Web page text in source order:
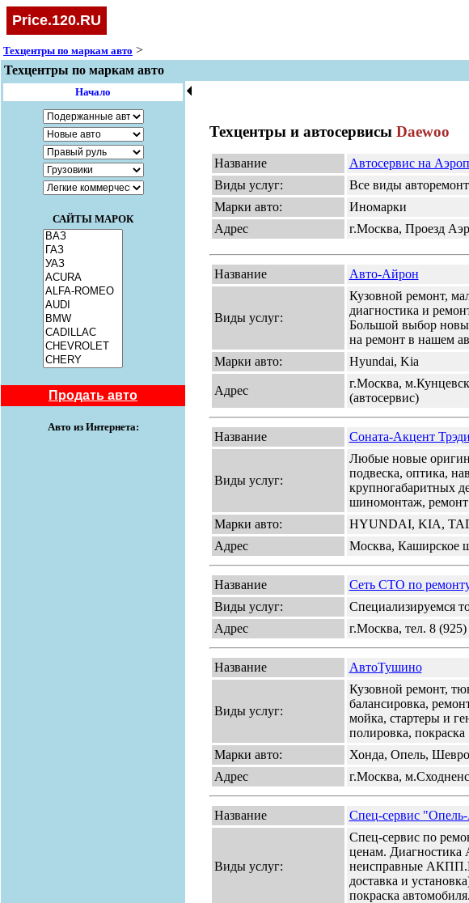
Price.120.RU
Техцентры по маркам авто >
Техцентры по маркам авто
Начало
САЙТЫ МАРОК
Продать авто
Авто из Интернета:
🞀
Техцентры и автосервисы Daewoo
Название
Автосервис на
Виды услуг:
Все виды
Марки авто:
Иномарки
Адрес
г.Москва, Проезд
Название Авто-Айрон
Виды услуг:
Кузовной ремонт,
диагностика и
Большой выбор
на ремонт в нашем
Марки авто:
Hyundai, Kia
Адрес
г.Москва,
(автосервис)
Название Соната-Акцент
Виды услуг:
Любые новые
подвеска, оптика,
крупногабаритных
шиномонтаж, ремонт
Марки авто:
HYUNDAI, KIA,
Адрес
Москва, Каширское
Название
Сеть СТО по
Виды услуг:
Специализируемся
Адрес
г.Москва, тел. 8
Название АвтоТушино
Виды услуг:
Кузовной ремонт,
балансировка,
мойка, стартеры и
полировка, покраска
Марки авто:
Хонда, Опель,
Адрес
г.Москва,
Название Спец-сервис
Виды услуг:
Спец-сервис по
ценам.
неисправные
доставка и
покраска